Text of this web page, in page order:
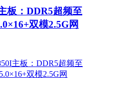
板：DDR5超频至
双模2.5G网